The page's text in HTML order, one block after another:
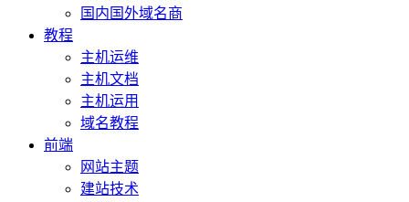
国内国外域名商
教程
主机运维
主机文档
主机运用
域名教程
前端
网站主题
建站技术